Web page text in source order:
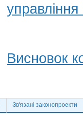
Висновок
Зв'язані законопроекти